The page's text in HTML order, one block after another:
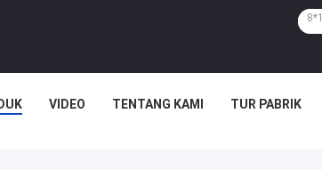
VIDEO TENTANG KAMI TUR PABRIK